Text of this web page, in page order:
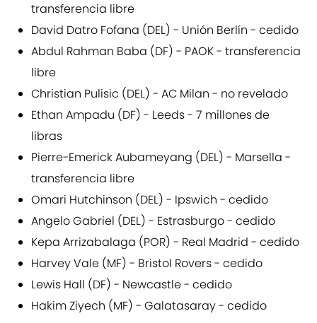
transferencia libre
David Datro Fofana (DEL) - Unión Berlín - cedido
Abdul Rahman Baba (DF) - PAOK - transferencia
libre
Christian Pulisic (DEL) - AC Milan - no revelado
Ethan Ampadu (DF) - Leeds - 7 millones de
libras
Pierre-Emerick Aubameyang (DEL) - Marsella -
transferencia libre
Omari Hutchinson (DEL) - Ipswich - cedido
Angelo Gabriel (DEL) - Estrasburgo - cedido
Kepa Arrizabalaga (POR) - Real Madrid - cedido
Harvey Vale (MF) - Bristol Rovers - cedido
Lewis Hall (DF) - Newcastle - cedido
Hakim Ziyech (MF) - Galatasaray - cedido